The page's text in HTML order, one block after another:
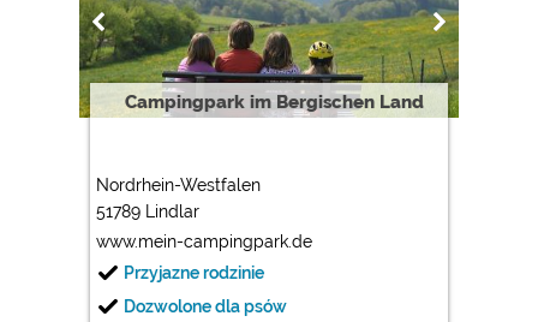
Campingpark im Bergischen Land
Nordrhein-Westfalen
51789 Lindlar
www.mein-campingpark.de
Przyjazne rodzinie
Dozwolone dla psów